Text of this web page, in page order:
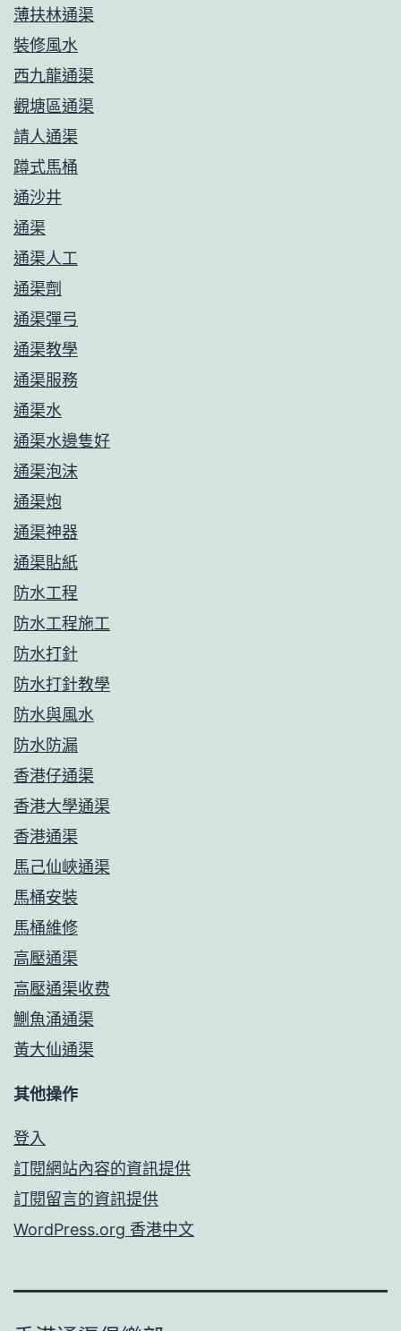
薄扶林通渠
裝修風水
西九龍通渠
觀塘區通渠
請人通渠
蹲式馬桶
通沙井
通渠
通渠人工
通渠劑
通渠彈弓
通渠教學
通渠服務
通渠水
通渠水邊隻好
通渠泡沫
通渠炮
通渠神器
通渠貼紙
防水工程
防水工程施工
防水打針
防水打針教學
防水與風水
防水防漏
香港仔通渠
香港大學通渠
香港通渠
馬己仙峽通渠
馬桶安裝
馬桶維修
高壓通渠
高壓通渠收费
鰂魚涌通渠
黃大仙通渠
其他操作
登入
訂閱網站內容的資訊提供
訂閱留言的資訊提供
WordPress.org 香港中文